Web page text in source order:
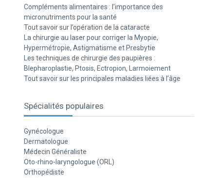
Compléments alimentaires : l’importance des
micronutriments pour la santé
Tout savoir sur l’opération de la cataracte
La chirurgie au laser pour corriger la Myopie,
Hypermétropie, Astigmatisme et Presbytie
Les techniques de chirurgie des paupières :
Blepharoplastie, Ptosis, Ectropion, Larmoiement
Tout savoir sur les principales maladies liées à l’âge
Spécialités populaires
Gynécologue
Dermatologue
Médecin Généraliste
Oto-rhino-laryngologue (ORL)
Orthopédiste